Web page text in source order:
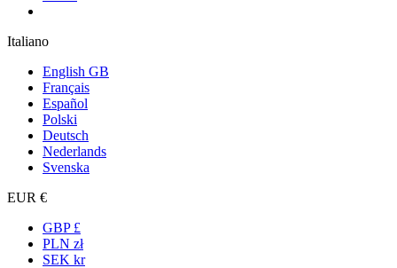
Italiano
English GB
Français
Español
Polski
Deutsch
Nederlands
Svenska
EUR €
GBP £
PLN zł
SEK kr